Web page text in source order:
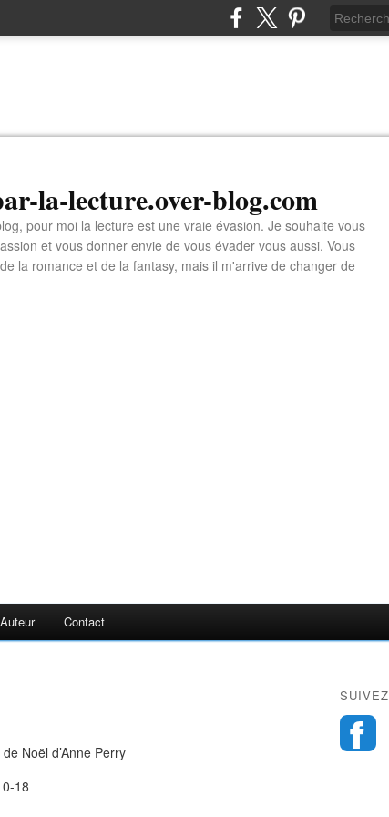
la-lecture.over-blog.com
pour moi la lecture est une vraie évasion. Je souhaite vous
et vous donner envie de vous évader vous aussi. Vous
la romance et de la fantasy, mais il m'arrive de changer de
Contact
Noël d’Anne Perry
18